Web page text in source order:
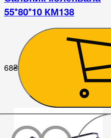
55*80*10 КМ138
68₴